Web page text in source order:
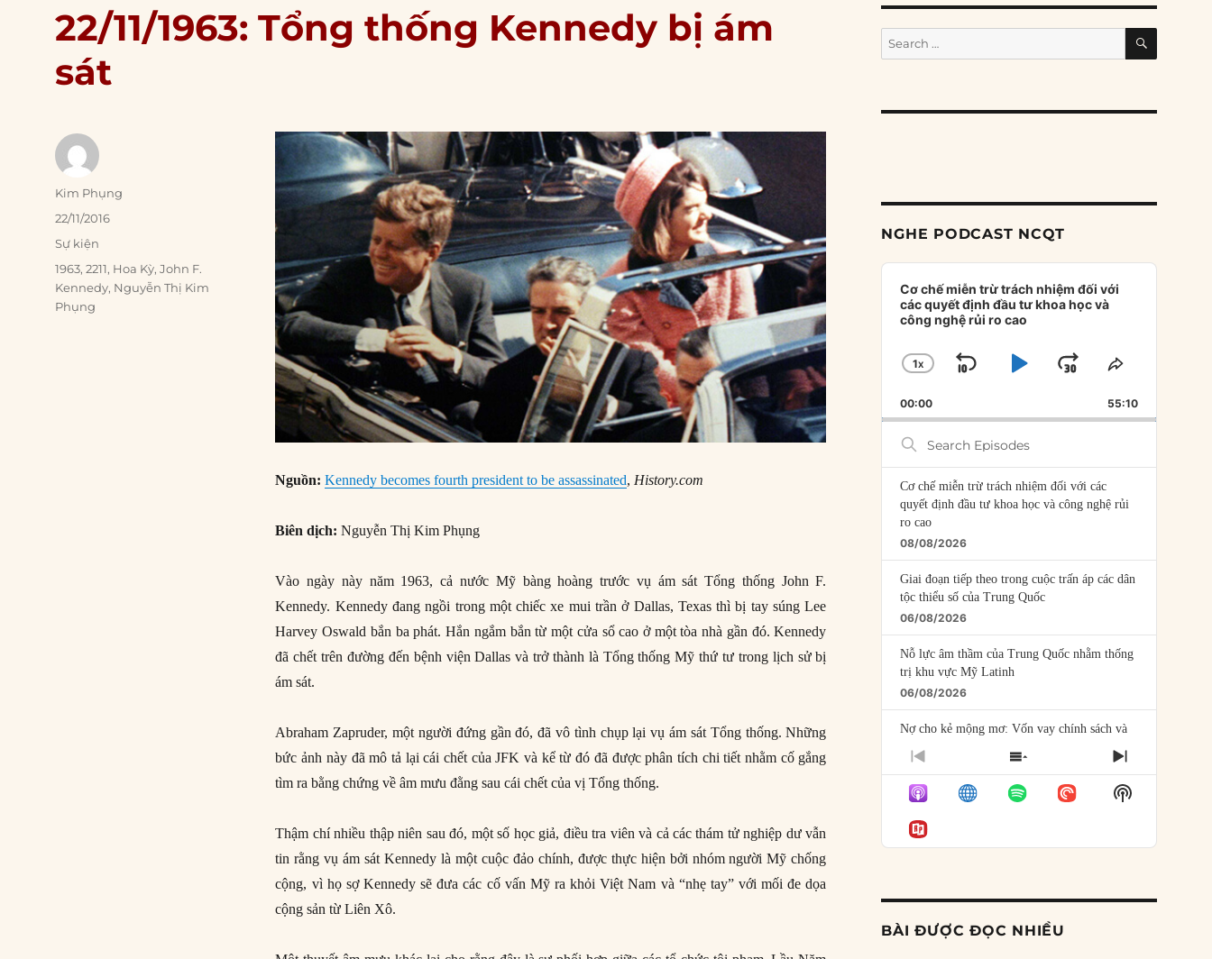
22/11/1963: Tổng thống Kennedy bị ám
sát
Nguồn: Kennedy becomes fourth president to be assassinated, History.com
Biên dịch: Nguyễn Thị Kim Phụng
Vào ngày này năm 1963, cả nước Mỹ bàng hoàng trước vụ ám sát Tổng thống John F.
Kennedy. Kennedy đang ngồi trong một chiếc xe mui trần ở Dallas, Texas thì bị tay súng Lee
Harvey Oswald bắn ba phát. Hắn ngắm bắn từ một cửa sổ cao ở một tòa nhà gần đó. Kennedy
đã chết trên đường đến bệnh viện Dallas và trở thành là Tổng thống Mỹ thứ tư trong lịch sử bị
ám sát.
Abraham Zapruder, một người đứng gần đó, đã vô tình chụp lại vụ ám sát Tổng thống. Những
bức ảnh này đã mô tả lại cái chết của JFK và kể từ đó đã được phân tích chi tiết nhằm cố gắng
tìm ra bằng chứng về âm mưu đằng sau cái chết của vị Tổng thống.
Thậm chí nhiều thập niên sau đó, một số học giả, điều tra viên và cả các thám tử nghiệp dư vẫn
tin rằng vụ ám sát Kennedy là một cuộc đảo chính, được thực hiện bởi nhóm người Mỹ chống
cộng, vì họ sợ Kennedy sẽ đưa các cố vấn Mỹ ra khỏi Việt Nam và “nhẹ tay” với mối đe dọa
cộng sản từ Liên Xô.
Author
Kim Phụng
Posted
22/11/2016
Categories
Sự kiện
Tags
1963,2211, Hoa Kỳ,John F.
Kennedy, Nguyễn Thị Kim
Phụng
Search
for:
SEARCH
NGHE PODCAST NCQT
Audio
Player
Cơ chế miễn trừ trách nhiệm đối với
các quyết định đầu tư khoa học và
công nghệ rủi ro cao
CHANGE
RATE
1X
SKIP
BACKWARD
PLAYJUMP
FORWARD
SHARE
EPISODE
00:00 55:10
Search
Episodes
Cơ chế miễn trừ trách nhiệm đối với các
quyết định đầu tư khoa học và công nghệ rủi
ro cao
08/08/2026
Giai đoạn tiếp theo trong cuộc trấn áp các dân
tộc thiểu số của Trung Quốc
06/08/2026
Nỗ lực âm thầm của Trung Quốc nhằm thống
trị khu vực Mỹ Latinh
06/08/2026
Nợ cho kẻ mộng mơ: Vốn vay chính sách và
giới hạn của việc cho startup vay vốn
Mỹ Latinh đang trở thành “phòng thí nghiệm”
của phe cánh hữu mới
04/08/2026
Ngoại trưởng Nhật Bản?
PREVIOUS
EPISODE
SHOW
EPISODES
LIST
NEXT
EPISODE
Show
Podcast
BÀI ĐƯỢC ĐỌC NHIỀU